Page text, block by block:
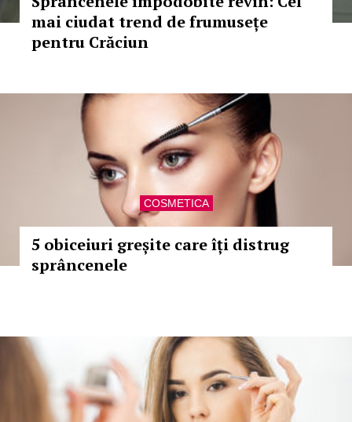
mai ciudat trend de frumusețe
pentru Crăciun
COSMETICA
5 obiceiuri greșite care îți distrug
sprâncenele